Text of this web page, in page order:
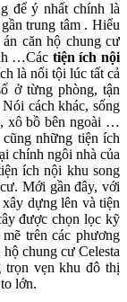
để ý nhất chính là
trung tâm . Hiểu
căn hộ chung cư
…Các tiện ích nội
là nổi tội lúc tất cả
ở từng phòng, tận
cách khác, sống
xô bồ bên ngoài …
những tiện ích
chính ngôi nhà của
ích nội khu song
Mới gần đây, với
dựng lên và tiện
được chọn lọc kỹ
trên các phương
chung cư Celesta
trọn vẹn khu đô thị
lớn.